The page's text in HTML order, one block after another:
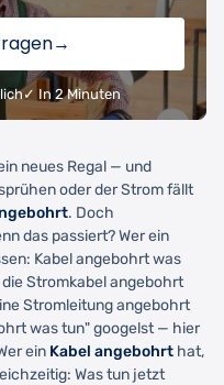
→
✓ In 2 Minuten
neues Regal — und
oder der Strom fällt
. Doch
das passiert? Wer ein
Kabel angebohrt was
Stromkabel angebohrt
Stromleitung angebohrt
was tun" googelst — hier
ein Kabel angebohrt hat,
Was tun jetzt